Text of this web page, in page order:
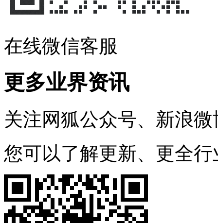
在线微信客服
更多业界资讯
关注网狐公众号、新浪
您可以了解更新、更全行